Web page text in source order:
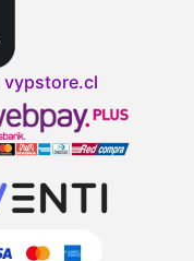
vypstore.cl